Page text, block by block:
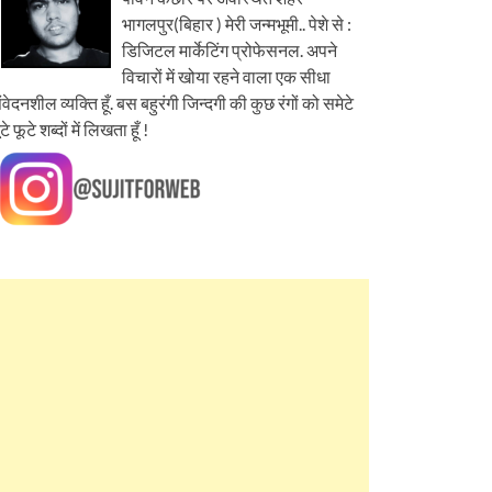
भागलपुर(बिहार ) मेरी जन्मभूमी.. पेशे से :
डिजिटल मार्केटिंग प्रोफेसनल. अपने
विचारों में खोया रहने वाला एक सीधा
व्यक्ति हूँ. बस बहुरंगी जिन्दगी की कुछ रंगों को समेटे
फूटे शब्दों में लिखता हूँ !